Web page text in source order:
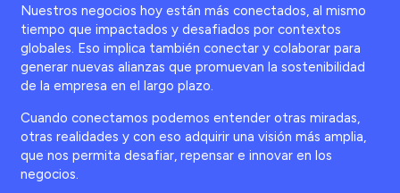
Nuestros negocios hoy están más conectados, al mismo
tiempo que impactados y desafiados por contextos
globales. Eso implica también conectar y colaborar para
generar nuevas alianzas que promuevan la sostenibilidad
de la empresa en el largo plazo.
Cuando conectamos podemos entender otras miradas,
otras realidades y con eso adquirir una visión más amplia,
que nos permita desafiar, repensar e innovar en los
negocios.